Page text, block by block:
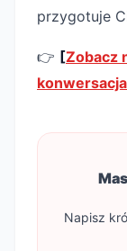
przygotuje
👉 [Zobacz
Napisz